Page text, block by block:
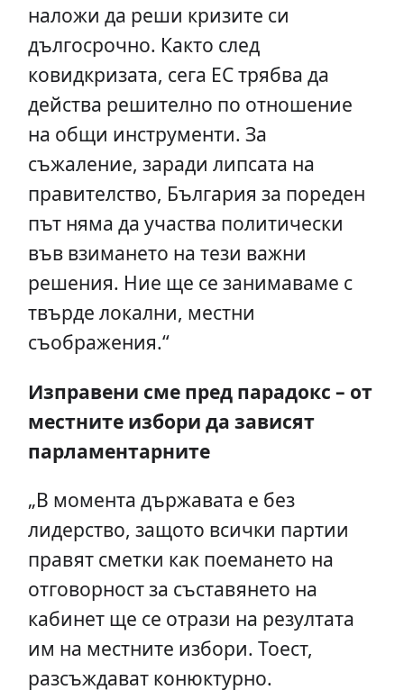
наложи да реши кризите си
дългосрочно. Както след
ковидкризата, сега ЕС трябва да
действа решително по отношение
на общи инструменти. За
съжаление, заради липсата на
правителство, България за пореден
път няма да участва политически
във взимането на тези важни
решения. Ние ще се занимаваме с
твърде локални, местни
съображения.“
Изправени сме пред парадокс – от
местните избори да зависят
парламентарните
„В момента държавата е без
лидерство, защото всички партии
правят сметки как поемането на
отговорност за съставянето на
кабинет ще се отрази на резултата
им на местните избори. Тоест,
разсъждават конюктурно.